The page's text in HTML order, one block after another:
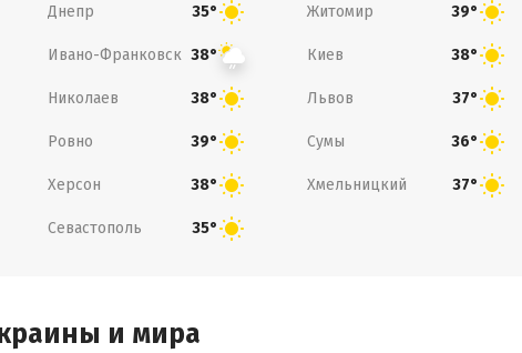
Днепр 35° Житомир 39°
Ивано-Франковск 38° Киев 38°
Николаев 38° Львов 37°
Ровно 39° Сумы 36°
Херсон 38° Хмельницкий 37°
Севастополь 35°
и мира